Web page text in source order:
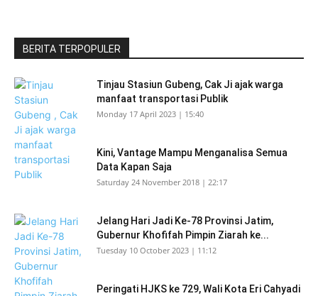
BERITA TERPOPULER
Tinjau Stasiun Gubeng, Cak Ji ajak warga
manfaat transportasi Publik
Monday 17 April 2023 | 15:40
Kini, Vantage Mampu Menganalisa Semua
Data Kapan Saja
Saturday 24 November 2018 | 22:17
Jelang Hari Jadi Ke-78 Provinsi Jatim,
Gubernur Khofifah Pimpin Ziarah ke...
Tuesday 10 October 2023 | 11:12
Peringati HJKS ke 729, Wali Kota Eri Cahyadi